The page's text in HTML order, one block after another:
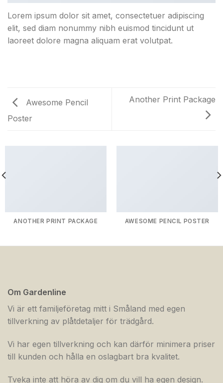
Lorem ipsum dolor sit amet, consectetuer adipiscing
elit, sed diam nonummy nibh euismod tincidunt ut
laoreet dolore magna aliquam erat volutpat.
Awesome Pencil
Poster
Another Print Package
ANOTHER PRINT PACKAGE AWESOME PENCIL POSTER
Om Gardenline
Vi är ett familjeföretag mitt i Småland med egen
tillverkning av plåtdetaljer för trädgård.
Vi har egen tillverkning och kan därför minimera priser
till kunden och hålla en oslagbart bra kvalitet.
Tveka inte att höra av dig om du vill ha egen design.